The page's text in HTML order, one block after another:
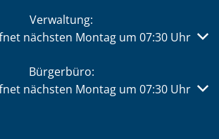
Verwaltung:
Öffnungs- oder Schließzeiten
nächsten Montag um 07:30 Uhr
Bürgerbüro:
Öffnungs- oder Schließzeiten
nächsten Montag um 07:30 Uhr